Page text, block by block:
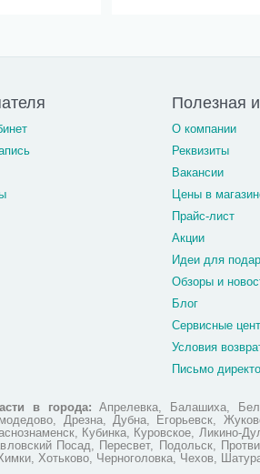
Полезная
О компании
Реквизиты
Вакансии
Цены в
Прайс-лист
Акции
Идеи для
Обзоры и
Блог
Сервисные
Условия
Письмо
в города: Апрелевка, Балашиха,
Дрезна, Дубна, Егорьевск,
Кубинка, Куровское,
Посад, Пересвет, Подольск,
Хотьково, Черноголовка, Чехов,